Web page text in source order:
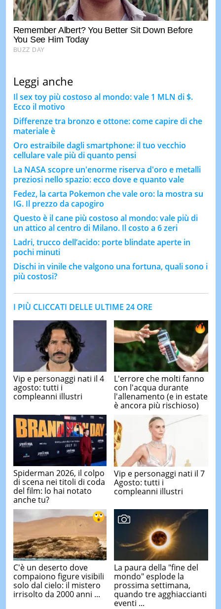
Leggi anche
Il sex toy più costoso al mondo: vale 1 MLN di $.
Ecco il motivo
Differenze tra bronzo e ottone: come capire di che
materiale è
Oro estraibile dagli smartphone: il tuo vecchio
cellulare vale più di quanto pensi
La NASA scopre un'enorme riserva d'oro e metalli
preziosi nello spazio: ecco dove e quanto vale
Fedez, la carta Pokemon che vale oro: la mostra su
IG. Il prezzo da capogiro
Questo è il cane più costoso al mondo: vale più di
un attico al centro di Milano. Il costo a 6 zeri
Ladri, trucco dell’acido: porte blindate aperte in
pochi minuti
Dischi in vinile che valgono una fortuna, quali sono i
più costosi?
I PIÙ CLICCATI DELLE ULTIME 24 ORE
Vip e personaggi nati il 4
agosto: tutti i
compleanni illustri
L'errore che molti fanno
con l'acqua durante
l'allenamento (e in estate
è ancora più rischioso)
Spiderman 2026, il colpo
di scena nei titoli di coda
del film: lo hai notato
anche tu?
Vip e personaggi nati il 7
Agosto: tutti i
compleanni illustri
C'è un deserto dove
compaiono figure visibili
solo dal cielo: il mistero
irrisolto da 2000 anni ...
La paura della "fine del
mondo" esplode la
prossima settimana,
quando tre agghiaccianti
eventi ...